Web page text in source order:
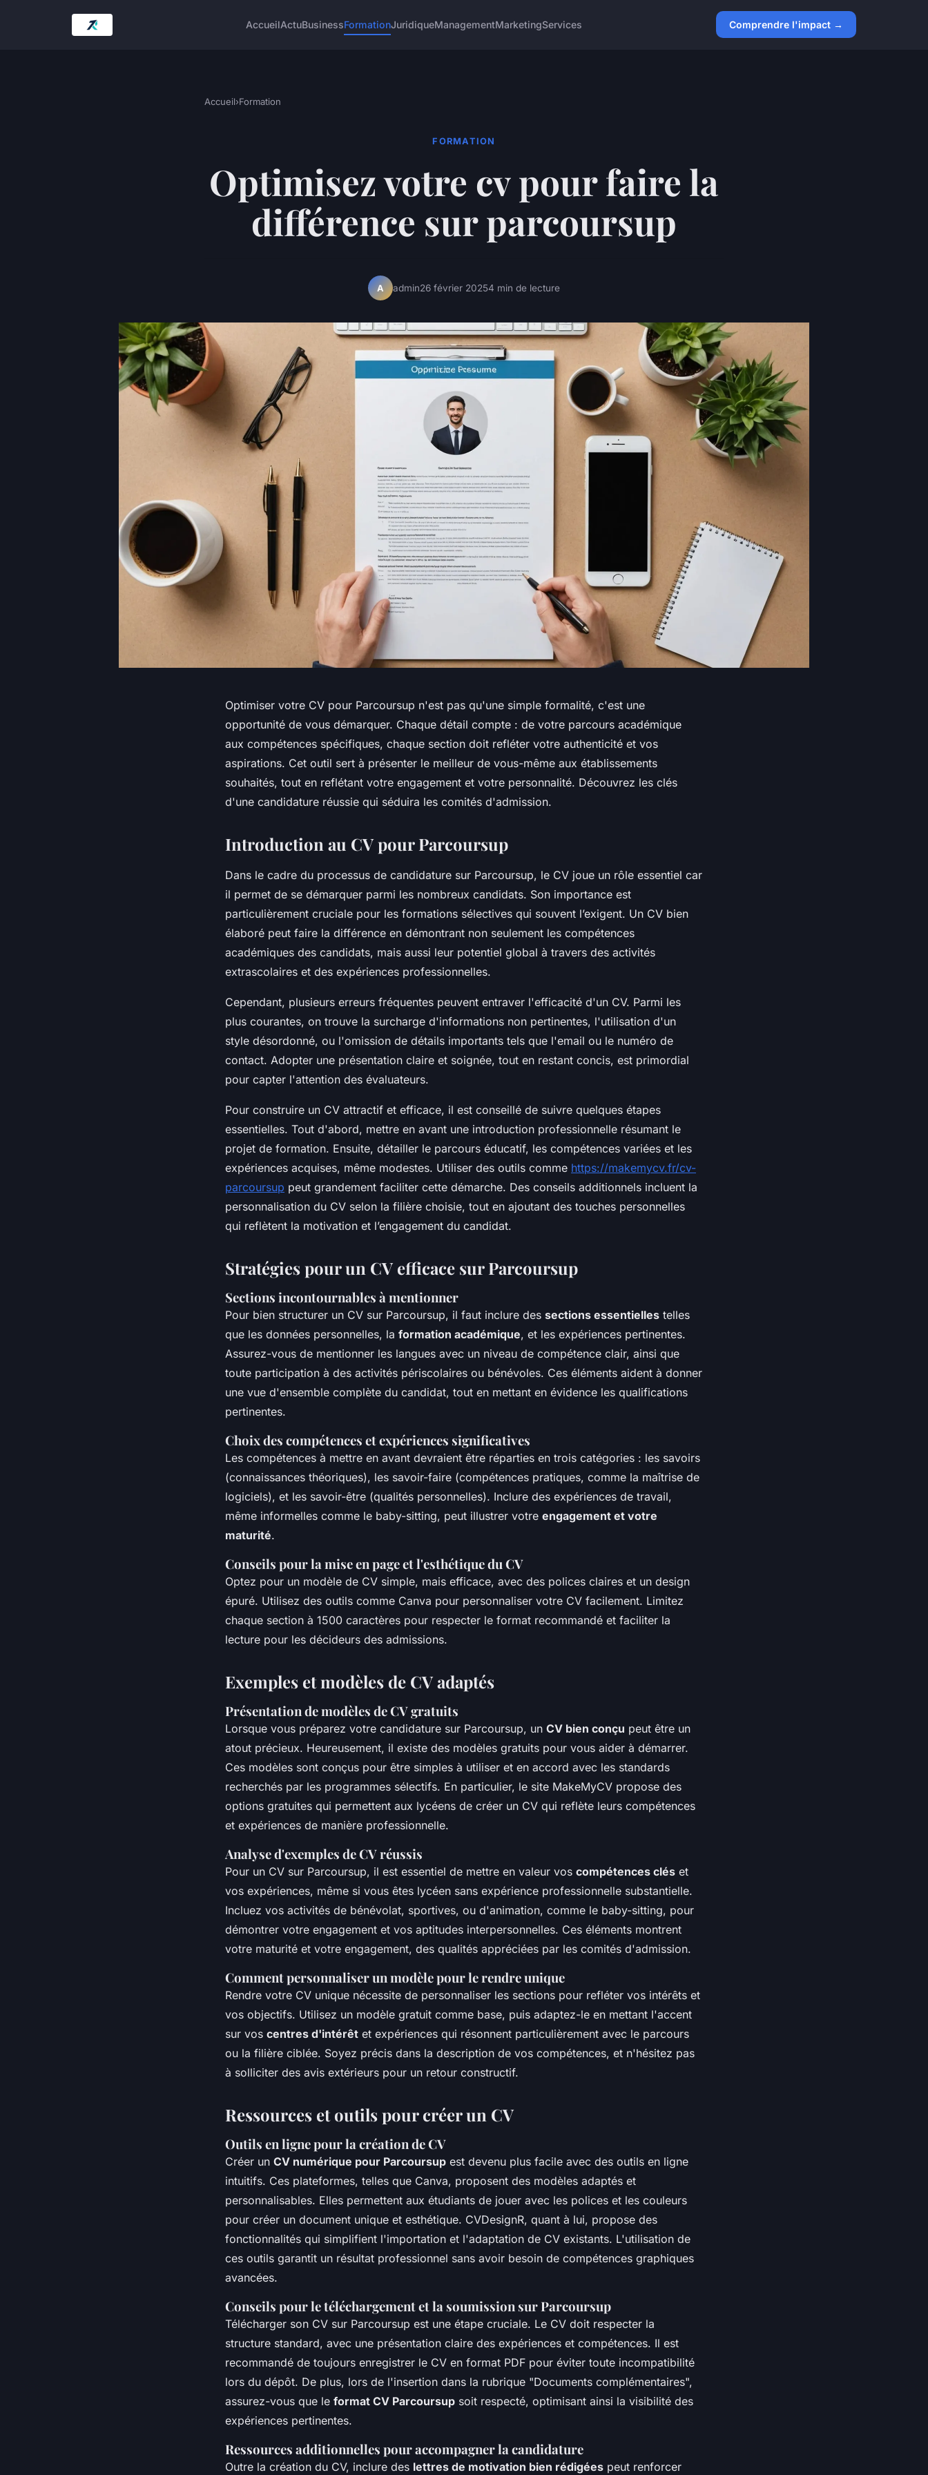
AccueilActuBusinessFormationJuridiqueManagementMarketingServices Comprendre l'impact →
Accueil›Formation
FORMATION
Optimisez votre cv pour faire la
différence sur parcoursup
A admin26 février 20254 min de lecture
Optimiser votre CV pour Parcoursup n'est pas qu'une simple formalité, c'est une
opportunité de vous démarquer. Chaque détail compte : de votre parcours académique
aux compétences spécifiques, chaque section doit refléter votre authenticité et vos
aspirations. Cet outil sert à présenter le meilleur de vous-même aux établissements
souhaités, tout en reflétant votre engagement et votre personnalité. Découvrez les clés
d'une candidature réussie qui séduira les comités d'admission.
Introduction au CV pour Parcoursup
Dans le cadre du processus de candidature sur Parcoursup, le CV joue un rôle essentiel car
il permet de se démarquer parmi les nombreux candidats. Son importance est
particulièrement cruciale pour les formations sélectives qui souvent l’exigent. Un CV bien
élaboré peut faire la différence en démontrant non seulement les compétences
académiques des candidats, mais aussi leur potentiel global à travers des activités
extrascolaires et des expériences professionnelles.
Cependant, plusieurs erreurs fréquentes peuvent entraver l'efficacité d'un CV. Parmi les
plus courantes, on trouve la surcharge d'informations non pertinentes, l'utilisation d'un
style désordonné, ou l'omission de détails importants tels que l'email ou le numéro de
contact. Adopter une présentation claire et soignée, tout en restant concis, est primordial
pour capter l'attention des évaluateurs.
Pour construire un CV attractif et efficace, il est conseillé de suivre quelques étapes
essentielles. Tout d'abord, mettre en avant une introduction professionnelle résumant le
projet de formation. Ensuite, détailler le parcours éducatif, les compétences variées et les
expériences acquises, même modestes. Utiliser des outils comme https://makemycv.fr/cv-
parcoursup peut grandement faciliter cette démarche. Des conseils additionnels incluent la
personnalisation du CV selon la filière choisie, tout en ajoutant des touches personnelles
qui reflètent la motivation et l’engagement du candidat.
Stratégies pour un CV efficace sur Parcoursup
Sections incontournables à mentionner
Pour bien structurer un CV sur Parcoursup, il faut inclure des sections essentielles telles
que les données personnelles, la formation académique, et les expériences pertinentes.
Assurez-vous de mentionner les langues avec un niveau de compétence clair, ainsi que
toute participation à des activités périscolaires ou bénévoles. Ces éléments aident à donner
une vue d'ensemble complète du candidat, tout en mettant en évidence les qualifications
pertinentes.
Choix des compétences et expériences significatives
Les compétences à mettre en avant devraient être réparties en trois catégories : les savoirs
(connaissances théoriques), les savoir-faire (compétences pratiques, comme la maîtrise de
logiciels), et les savoir-être (qualités personnelles). Inclure des expériences de travail,
même informelles comme le baby-sitting, peut illustrer votre engagement et votre
maturité.
Conseils pour la mise en page et l'esthétique du CV
Optez pour un modèle de CV simple, mais efficace, avec des polices claires et un design
épuré. Utilisez des outils comme Canva pour personnaliser votre CV facilement. Limitez
chaque section à 1500 caractères pour respecter le format recommandé et faciliter la
lecture pour les décideurs des admissions.
Exemples et modèles de CV adaptés
Présentation de modèles de CV gratuits
Lorsque vous préparez votre candidature sur Parcoursup, un CV bien conçu peut être un
atout précieux. Heureusement, il existe des modèles gratuits pour vous aider à démarrer.
Ces modèles sont conçus pour être simples à utiliser et en accord avec les standards
recherchés par les programmes sélectifs. En particulier, le site MakeMyCV propose des
options gratuites qui permettent aux lycéens de créer un CV qui reflète leurs compétences
et expériences de manière professionnelle.
Analyse d'exemples de CV réussis
Pour un CV sur Parcoursup, il est essentiel de mettre en valeur vos compétences clés et
vos expériences, même si vous êtes lycéen sans expérience professionnelle substantielle.
Incluez vos activités de bénévolat, sportives, ou d'animation, comme le baby-sitting, pour
démontrer votre engagement et vos aptitudes interpersonnelles. Ces éléments montrent
votre maturité et votre engagement, des qualités appréciées par les comités d'admission.
Comment personnaliser un modèle pour le rendre unique
Rendre votre CV unique nécessite de personnaliser les sections pour refléter vos intérêts et
vos objectifs. Utilisez un modèle gratuit comme base, puis adaptez-le en mettant l'accent
sur vos centres d'intérêt et expériences qui résonnent particulièrement avec le parcours
ou la filière ciblée. Soyez précis dans la description de vos compétences, et n'hésitez pas
à solliciter des avis extérieurs pour un retour constructif.
Ressources et outils pour créer un CV
Outils en ligne pour la création de CV
Créer un CV numérique pour Parcoursup est devenu plus facile avec des outils en ligne
intuitifs. Ces plateformes, telles que Canva, proposent des modèles adaptés et
personnalisables. Elles permettent aux étudiants de jouer avec les polices et les couleurs
pour créer un document unique et esthétique. CVDesignR, quant à lui, propose des
fonctionnalités qui simplifient l'importation et l'adaptation de CV existants. L'utilisation de
ces outils garantit un résultat professionnel sans avoir besoin de compétences graphiques
avancées.
Conseils pour le téléchargement et la soumission sur Parcoursup
Télécharger son CV sur Parcoursup est une étape cruciale. Le CV doit respecter la
structure standard, avec une présentation claire des expériences et compétences. Il est
recommandé de toujours enregistrer le CV en format PDF pour éviter toute incompatibilité
lors du dépôt. De plus, lors de l'insertion dans la rubrique "Documents complémentaires",
assurez-vous que le format CV Parcoursup soit respecté, optimisant ainsi la visibilité des
expériences pertinentes.
Ressources additionnelles pour accompagner la candidature
Outre la création du CV, inclure des lettres de motivation bien rédigées peut renforcer